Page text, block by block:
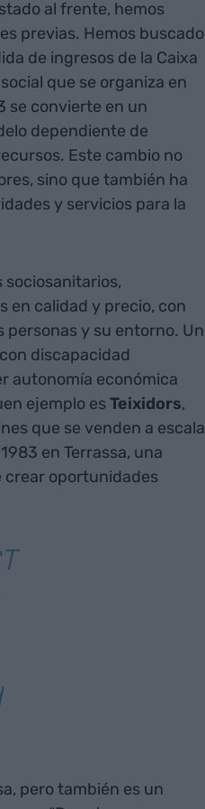
al frente, hemos
previas. Hemos buscado
de ingresos de la Caixa
que se organiza en
se convierte en un
dependiente de
Este cambio no
sino que también ha
y servicios para la
sociosanitarios,
en calidad y precio, con
personas y su entorno. Un
discapacidad
autonomía económica
ejemplo esTeixidors,
que se venden a escala
en Terrassa, una
crear oportunidades
pero también es un